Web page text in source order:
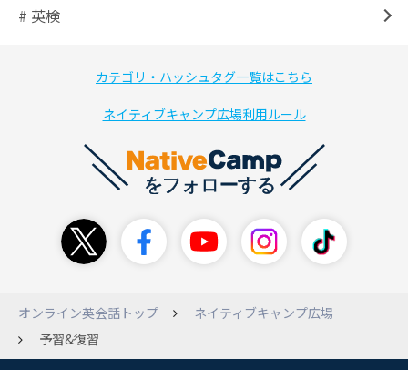
# 英検
カテゴリ・ハッシュタグ一覧はこちら
ネイティブキャンプ広場利用ルール
オンライン英会話トップ
ネイティブキャンプ広場
予習&復習